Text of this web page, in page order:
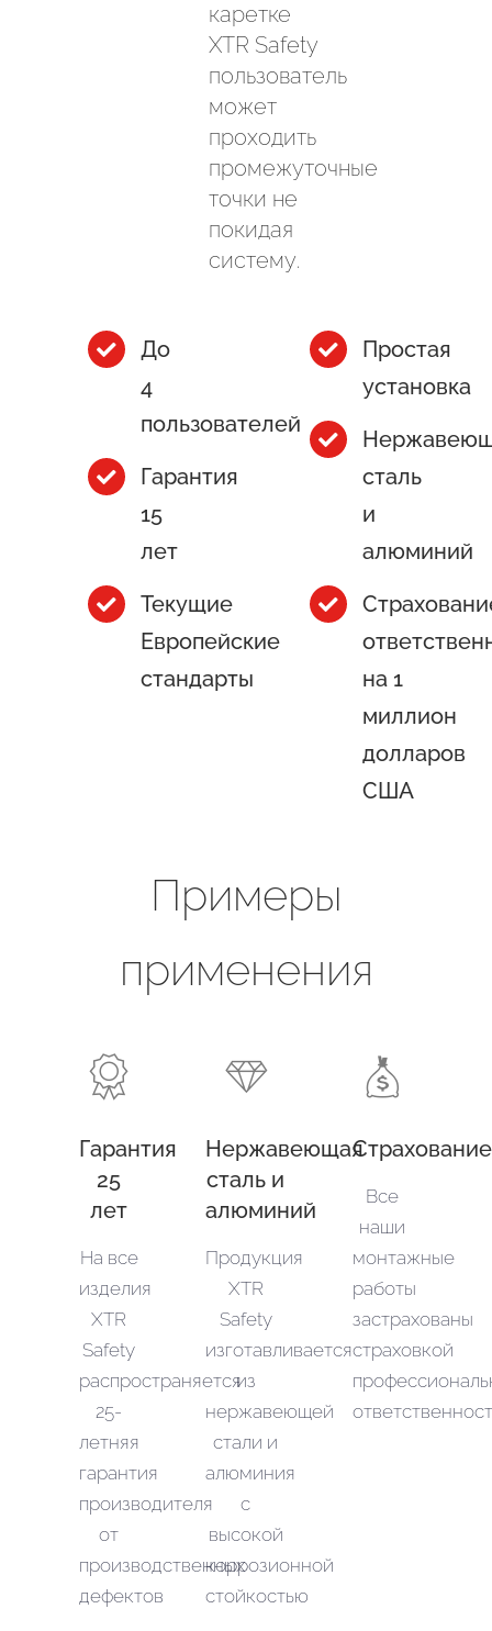
каретке
XTR Safety
пользователь
может
проходить
промежуточные
точки не
покидая
систему.
До
4
пользователей
Гарантия
15
лет
Текущие
Европейские
стандарты
Простая
установка
сталь
и
алюминий
на 1
миллион
долларов
США
Примеры
применения
Гарантия
25
лет
На все
изделия
XTR
Safety
распространяется
25-
летняя
гарантия
производителя
от
производственных
дефектов
Нержавеющая
сталь и
алюминий
Продукция
XTR
Safety
изготавливается
из
нержавеющей
стали и
алюминия
с
высокой
коррозионной
стойкостью
Все
наши
монтажные
работы
застрахованы
страховкой